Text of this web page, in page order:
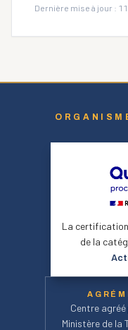
Dernière mise à jour : 11
La
de la
Centre
Ministère de la